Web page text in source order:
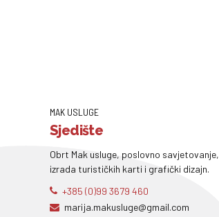
MAK USLUGE
Sjedište
Obrt Mak usluge, poslovno savjetovanje,
izrada turističkih karti i grafički dizajn.
+385 (0)99 3679 460
marija.makusluge@gmail.com